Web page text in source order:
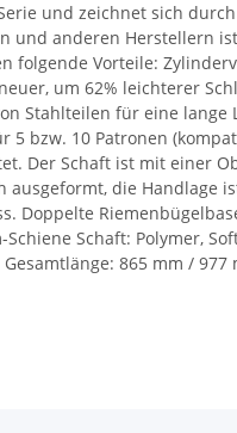
und zeichnet sich
anderen Herstellern
folgende Vorteile:
um 62% leichterer
Stahlteilen für eine
bzw. 10 Patronen
Der Schaft ist mit einer
die
Doppelte
Schaft: Polymer,
865 mm / 977